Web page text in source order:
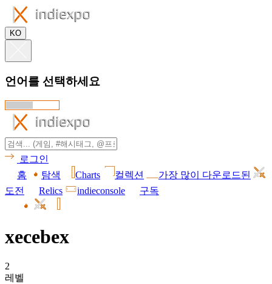
KO
언어를 선택하세요
로그인
홈
탐색 Charts 컬렉션
가장 많이 다운로드된
도전
Relics indieconsole 구독
xecebex
2
레벨